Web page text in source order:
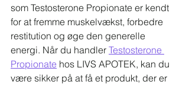
som Testosterone Propionate er kendt
for at fremme muskelvækst, forbedre
restitution og øge den generelle
energi. Når du handler Testosterone
Propionate hos LIVS APOTEK, kan du
være sikker på at få et produkt, der er